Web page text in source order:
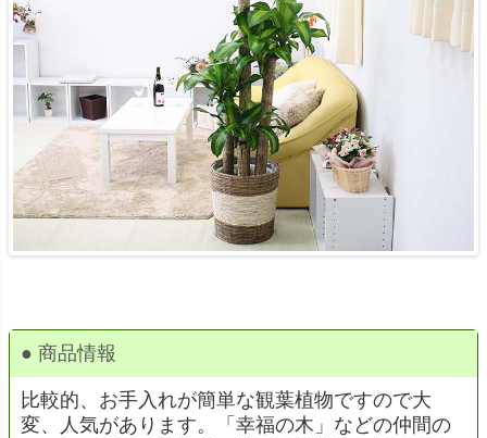
● 商品情報
比較的、お手入れが簡単な観葉植物ですので大
変、人気があります。「幸福の木」などの仲間の